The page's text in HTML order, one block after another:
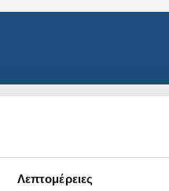
Λεπτομέρειες
προϊόντα